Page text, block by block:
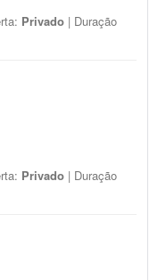
Privado | Duração
Privado | Duração